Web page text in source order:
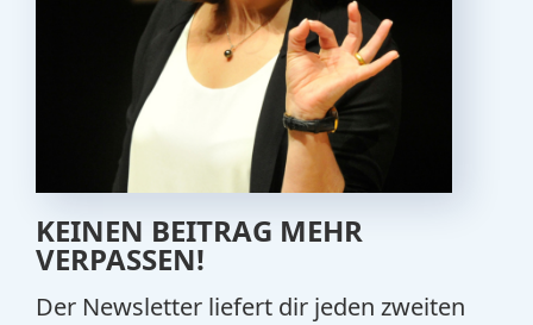
KEINEN BEITRAG MEHR
VERPASSEN!
Der Newsletter liefert dir jeden zweiten